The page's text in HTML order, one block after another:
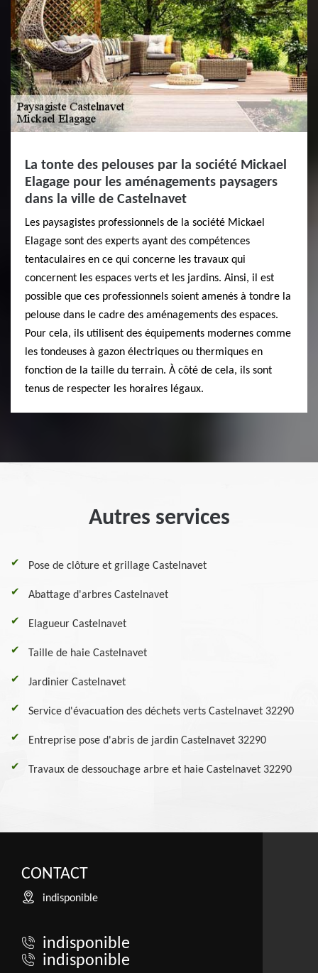
La tonte des pelouses par la société Mickael
Elagage pour les aménagements paysagers
dans la ville de Castelnavet
Les paysagistes professionnels de la société Mickael
Elagage sont des experts ayant des compétences
tentaculaires en ce qui concerne les travaux qui
concernent les espaces verts et les jardins. Ainsi, il est
possible que ces professionnels soient amenés à tondre la
pelouse dans le cadre des aménagements des espaces.
Pour cela, ils utilisent des équipements modernes comme
les tondeuses à gazon électriques ou thermiques en
fonction de la taille du terrain. À côté de cela, ils sont
tenus de respecter les horaires légaux.
Autres services
Pose de clôture et grillage Castelnavet
Abattage d'arbres Castelnavet
Elagueur Castelnavet
Taille de haie Castelnavet
Jardinier Castelnavet
Service d'évacuation des déchets verts Castelnavet 32290
Entreprise pose d'abris de jardin Castelnavet 32290
Travaux de dessouchage arbre et haie Castelnavet 32290
CONTACT
indisponible
indisponible
indisponible